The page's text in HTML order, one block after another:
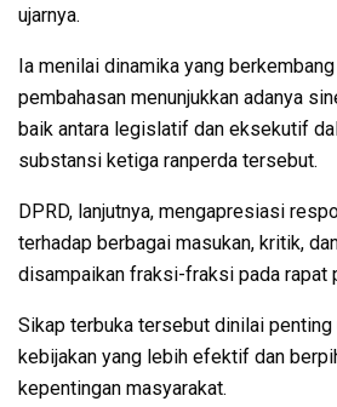
ujarnya.
Ia menilai dinamika yang
pembahasan menunjukkan adanya
baik antara legislatif dan eksekutif
substansi ketiga ranperda tersebut.
DPRD, lanjutnya, mengapresiasi
terhadap berbagai masukan, kritik,
disampaikan fraksi-fraksi pada rapat
Sikap terbuka tersebut dinilai penting
kebijakan yang lebih efektif dan
kepentingan masyarakat.